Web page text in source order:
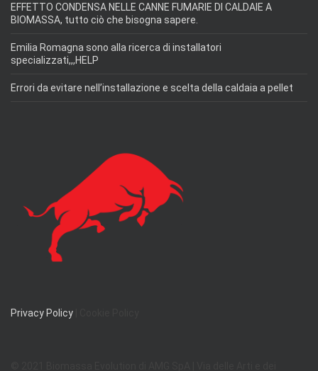
EFFETTO CONDENSA NELLE CANNE FUMARIE DI CALDAIE A
BIOMASSA, tutto ciò che bisogna sapere.
Emilia Romagna sono alla ricerca di installatori
specializzati,,,HELP
Errori da evitare nell’installazione e scelta della caldaia a pellet
Privacy Policy